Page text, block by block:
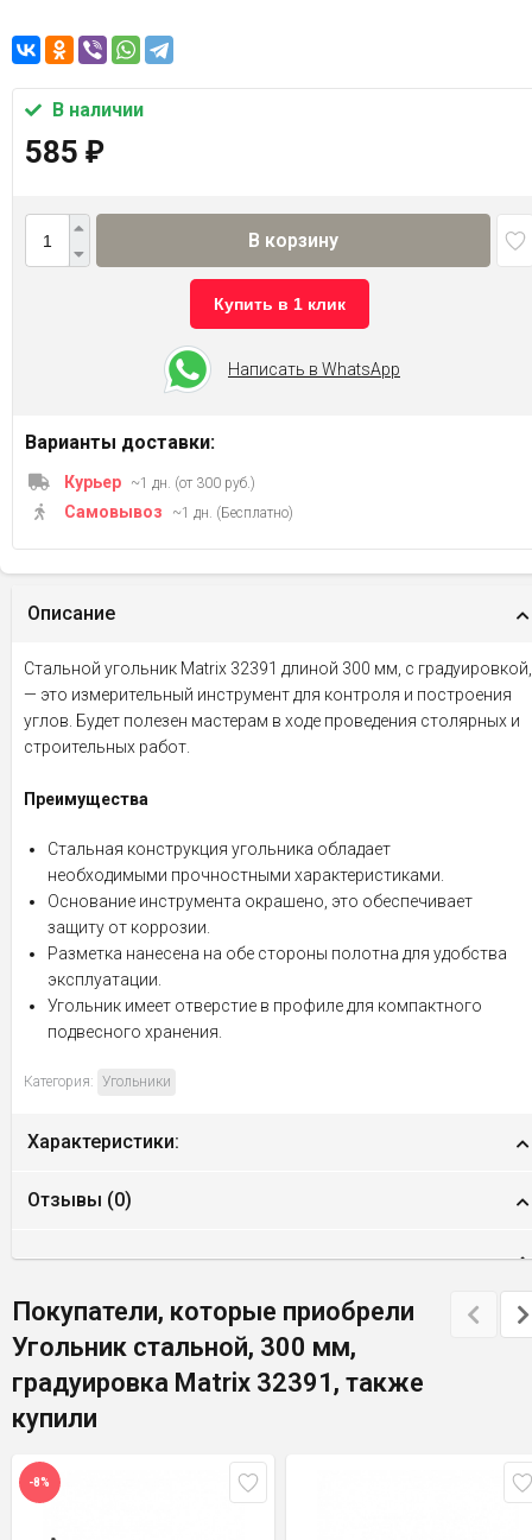
В наличии
585 ₽
В корзину
Купить в 1 клик
Написать в WhatsApp
Варианты доставки:
Курьер ~1 дн. (от 300 руб.)
Самовывоз ~1 дн. (Бесплатно)
Описание
Стальной угольник Matrix 32391 длиной 300 мм, с градуировкой,
— это измерительный инструмент для контроля и построения
углов. Будет полезен мастерам в ходе проведения столярных и
строительных работ.
Преимущества
Стальная конструкция угольника обладает
необходимыми прочностными характеристиками.
Основание инструмента окрашено, это обеспечивает
защиту от коррозии.
Разметка нанесена на обе стороны полотна для удобства
эксплуатации.
Угольник имеет отверстие в профиле для компактного
подвесного хранения.
Категория: Угольники
Характеристики:
Отзывы (0)
Покупатели, которые приобрели
Угольник стальной, 300 мм,
градуировка Matrix 32391, также
купили
-8%